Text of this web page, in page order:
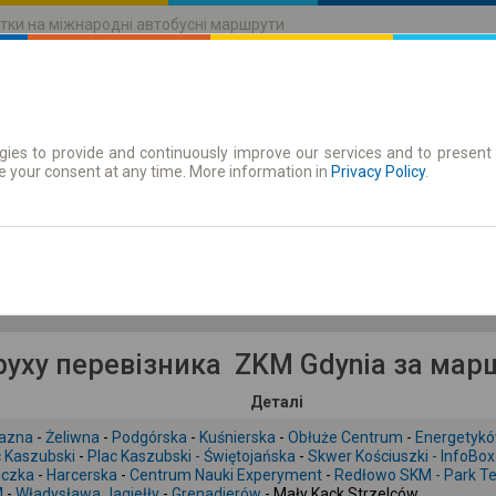
на міжнародні автобусні маршрути
Абонементи
перевізника ZKM Gdynia за
Деталі
- Żeliwna - Podgórska - Kuśnierska - Obłuże Centrum -
Kaszubski - Plac Kaszubski - Świętojańska - Skwer Kościuszki - InfoBox
- Harcerska - Centrum Nauki Experyment - Redłowo SKM - Park
to provide and continuously improve our services and to
your consent at any time. More information in Privacy Policy.